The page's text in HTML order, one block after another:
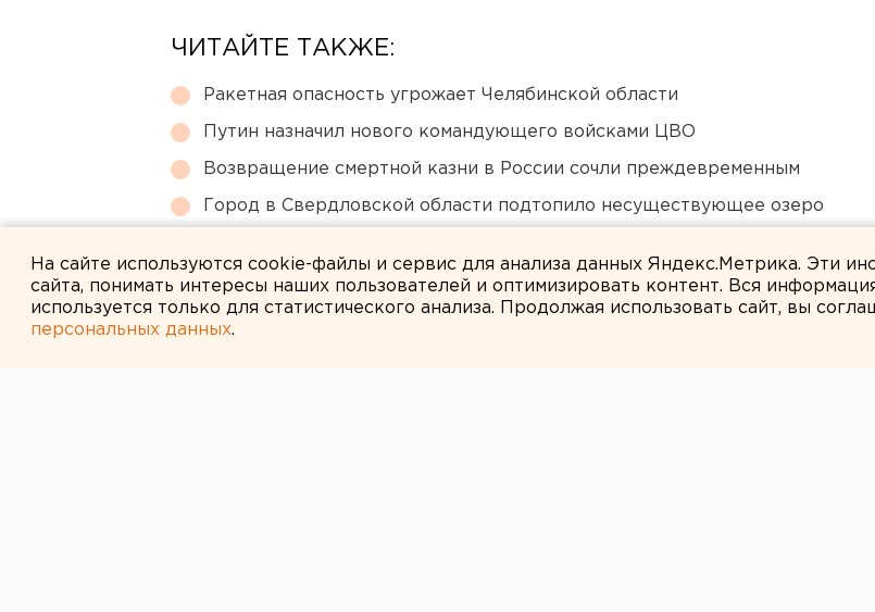
ЧИТАЙТЕ ТАКЖЕ:
Ракетная опасность угрожает Челябинской области
Путин назначил нового командующего войсками ЦВО
Возвращение смертной казни в России сочли преждевременным
Город в Свердловской области подтопило несуществующее озеро
На сайте используются cookie-файлы и сервис для анализа данных Яндекс.Метрика. Эти
сайта, понимать интересы наших пользователей и оптимизировать контент. Вся
используется только для статистического анализа. Продолжая использовать сайт, вы
персональных данных.